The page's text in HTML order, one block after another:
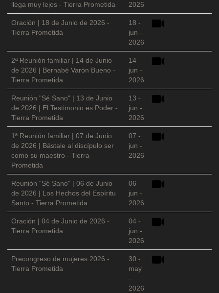
llega muy lejos - Tierra Prometida
2026
Oración | 18 de Junio de 2026 -
Tierra Prometida
18 -
jun -
2026
2ª Reunión familiar | 14 de Junio
de 2026 | Bernabé Varón Bueno -
Tierra Prometida
14 -
jun -
2026
Reunión "Sé Sano" | 13 de Junio
de 2026 | El Testimonio es Poder -
Tierra Prometida
13 -
jun -
2026
1ª Reunión familiar | 07 de Junio
de 2026 | Bástale al discípulo ser
como su maestro - Tierra
Prometida
07 -
jun -
2026
Reunión "Sé Sano" | 06 de Junio
de 2026 | Los Hechos del Espíritu
Santo - Tierra Prometida
06 -
jun -
2026
Oración | 04 de Junio de 2026 -
Tierra Prometida
04 -
jun -
2026
Precongreso de mujeres 2026 -
Tierra Prometida
30 -
may
-
2026